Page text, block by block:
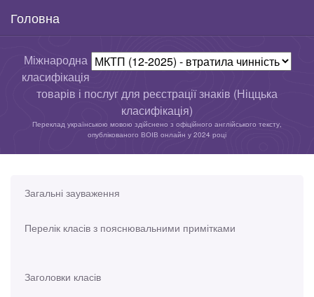
Головна
Міжнародна
класифікація
товарів і послуг для реєстрації знаків (Ніццька
класифікація)
Переклад українською мовою здійснено з офіційного англійського тексту,
опублікованого ВОІВ онлайн у 2024 році
Загальні зауваження
Перелік класів з пояснювальними примітками
Заголовки класів